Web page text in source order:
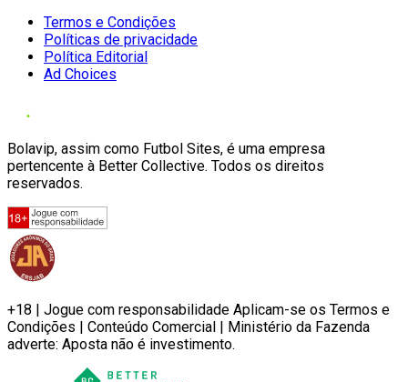
Termos e Condições
Políticas de privacidade
Política Editorial
Ad Choices
Bolavip, assim como Futbol Sites, é uma empresa
pertencente à Better Collective. Todos os direitos
reservados.
+18 | Jogue com responsabilidade Aplicam-se os Termos e
Condições | Conteúdo Comercial | Ministério da Fazenda
adverte: Aposta não é investimento.